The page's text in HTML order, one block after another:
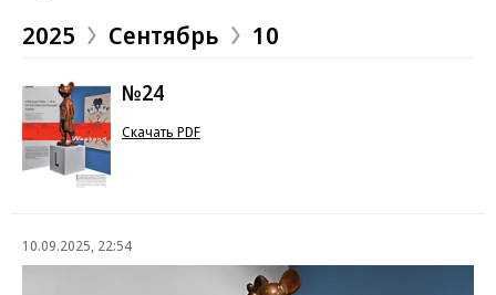
2025 Сентябрь 10
№24
Скачать PDF
10.09.2025, 22:54